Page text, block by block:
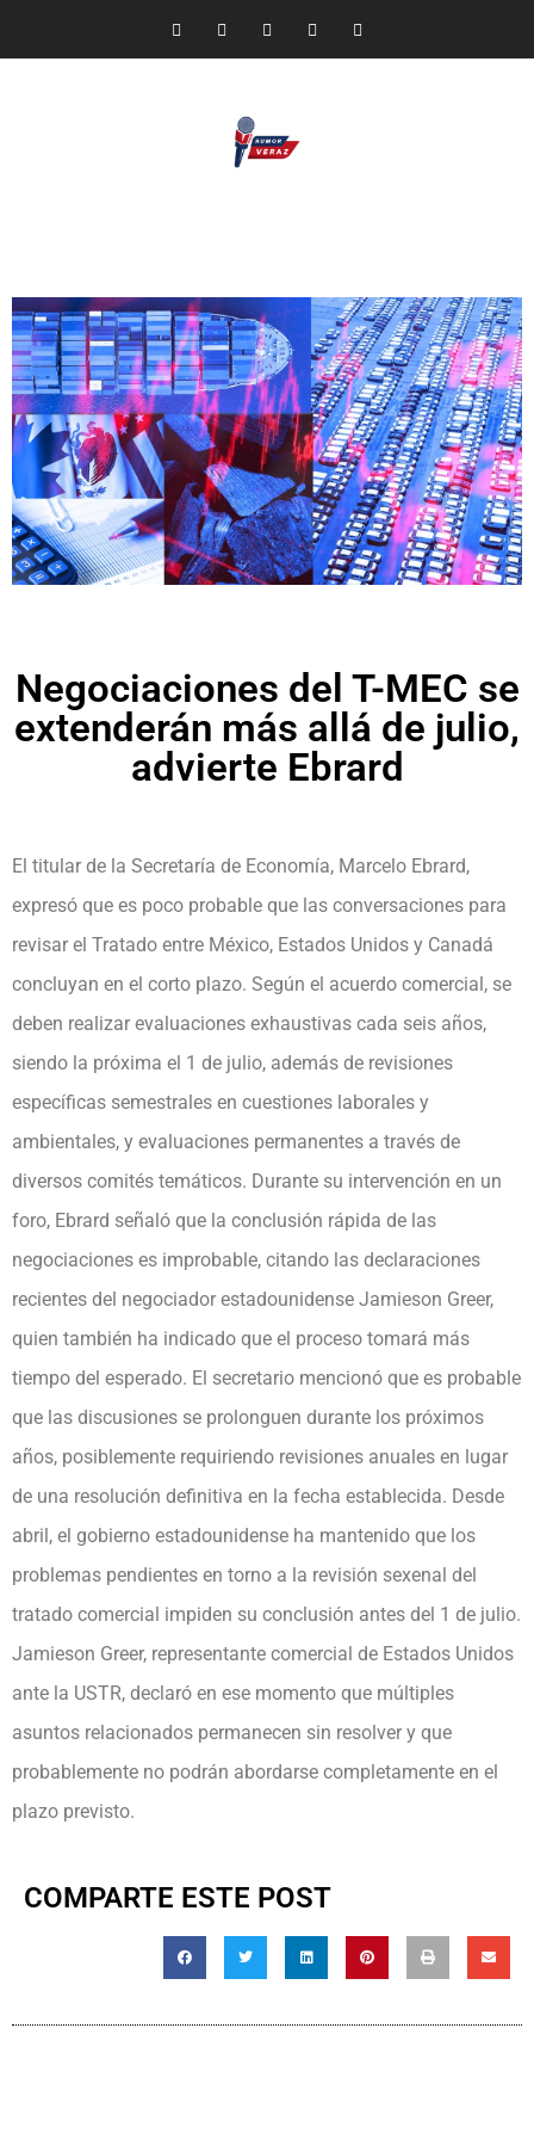
Negociaciones del T-MEC se
extenderán más allá de julio,
advierte Ebrard
El titular de la Secretaría de Economía, Marcelo Ebrard,
expresó que es poco probable que las conversaciones para
revisar el Tratado entre México, Estados Unidos y Canadá
concluyan en el corto plazo. Según el acuerdo comercial, se
deben realizar evaluaciones exhaustivas cada seis años,
siendo la próxima el 1 de julio, además de revisiones
específicas semestrales en cuestiones laborales y
ambientales, y evaluaciones permanentes a través de
diversos comités temáticos. Durante su intervención en un
foro, Ebrard señaló que la conclusión rápida de las
negociaciones es improbable, citando las declaraciones
recientes del negociador estadounidense Jamieson Greer,
quien también ha indicado que el proceso tomará más
tiempo del esperado. El secretario mencionó que es probable
que las discusiones se prolonguen durante los próximos
años, posiblemente requiriendo revisiones anuales en lugar
de una resolución definitiva en la fecha establecida. Desde
abril, el gobierno estadounidense ha mantenido que los
problemas pendientes en torno a la revisión sexenal del
tratado comercial impiden su conclusión antes del 1 de julio.
Jamieson Greer, representante comercial de Estados Unidos
ante la USTR, declaró en ese momento que múltiples
asuntos relacionados permanecen sin resolver y que
probablemente no podrán abordarse completamente en el
plazo previsto.
COMPARTE ESTE POST